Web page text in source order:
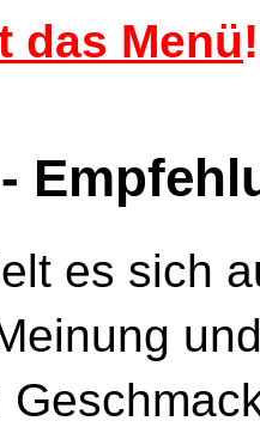
das Menü!
es sich